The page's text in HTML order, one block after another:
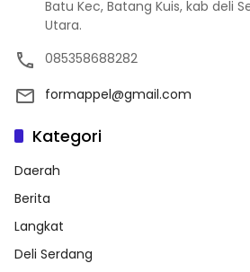
Batu Kec, Batang Kuis, kab deli
Utara.
085358688282
formappel@gmail.com
Kategori
Daerah
Berita
Langkat
Deli Serdang